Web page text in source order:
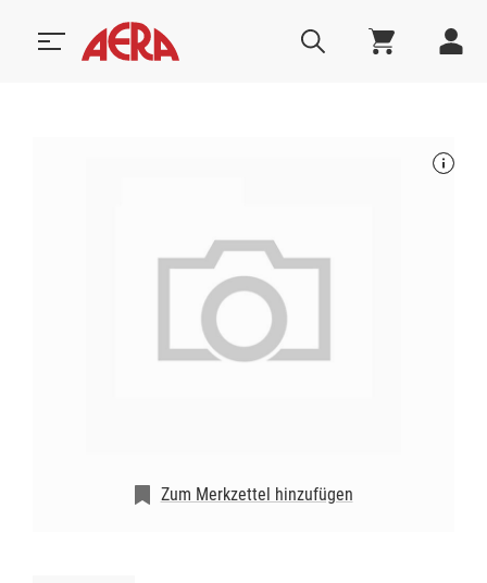
Zum Merkzettel hinzufügen